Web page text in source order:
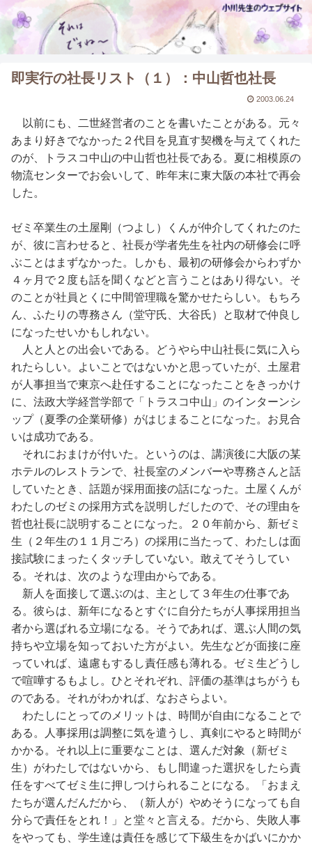
即実行の社長リスト（１）：中山哲也社長
2003.06.24
以前にも、二世経営者のことを書いたことがある。元々
あまり好きでなかった２代目を見直す契機を与えてくれた
のが、トラスコ中山の中山哲也社長である。夏に相模原の
物流センターでお会いして、昨年末に東大阪の本社で再会
した。
ゼミ卒業生の土屋剛（つよし）くんが仲介してくれたのた
が、彼に言わせると、社長が学者先生を社内の研修会に呼
ぶことはまずなかった。しかも、最初の研修会からわずか
４ヶ月で２度も話を聞くなどと言うことはあり得ない。そ
のことが社員とくに中間管理職を驚かせたらしい。もちろ
ん、ふたりの専務さん（堂守氏、大谷氏）と取材で仲良し
になったせいかもしれない。
人と人との出会いである。どうやら中山社長に気に入ら
れたらしい。よいことではないかと思っていたが、土屋君
が人事担当で東京へ赴任することになったことをきっかけ
に、法政大学経営学部で「トラスコ中山」のインターンシ
ップ（夏季の企業研修）がはじまることになった。お見合
いは成功である。
それにおまけが付いた。というのは、講演後に大阪の某
ホテルのレストランで、社長室のメンバーや専務さんと話
していたとき、話題が採用面接の話になった。土屋くんが
わたしのゼミの採用方式を説明しだしたので、その理由を
哲也社長に説明することになった。２０年前から、新ゼミ
生（２年生の１１月ごろ）の採用に当たって、わたしは面
接試験にまったくタッチしていない。敢えてそうしてい
る。それは、次のような理由からである。
新人を面接して選ぶのは、主として３年生の仕事であ
る。彼らは、新年になるとすぐに自分たちが人事採用担当
者から選ばれる立場になる。そうであれば、選ぶ人間の気
持ちや立場を知っておいた方がよい。先生などが面接に座
っていれば、遠慮もするし責任感も薄れる。ゼミ生どうし
で喧嘩するもよし。ひとそれぞれ、評価の基準はちがうも
のである。それがわかれば、なおさらよい。
わたしにとってのメリットは、時間が自由になることで
ある。人事採用は調整に気を遣うし、真剣にやると時間が
かかる。それ以上に重要なことは、選んだ対象（新ゼミ
生）がわたしではないから、もし間違った選択をしたら責
任をすべてゼミ生に押しつけられることになる。「おまえ
たちが選んだんだから、（新人が）やめそうになっても自
分らで責任をとれ！」と堂々と言える。だから、失敗人事
をやっても、学生達は責任を感じて下級生をかばいにかか